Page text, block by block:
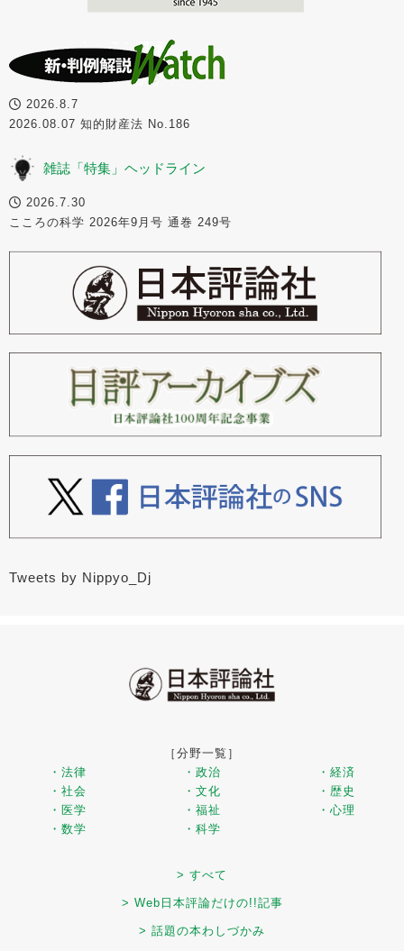
2026.8.7
2026.08.07 知的財産法 No.186
雑誌「特集」ヘッドライン
2026.7.30
こころの科学 2026年9月号 通巻 249号
Tweets by Nippyo_Dj
［分野一覧］
・法律
・政治
・経済
・社会
・文化
・歴史
・医学
・福祉
・心理
・数学
・科学
> すべて
> Web日本評論だけの!!記事
> 話題の本わしづかみ